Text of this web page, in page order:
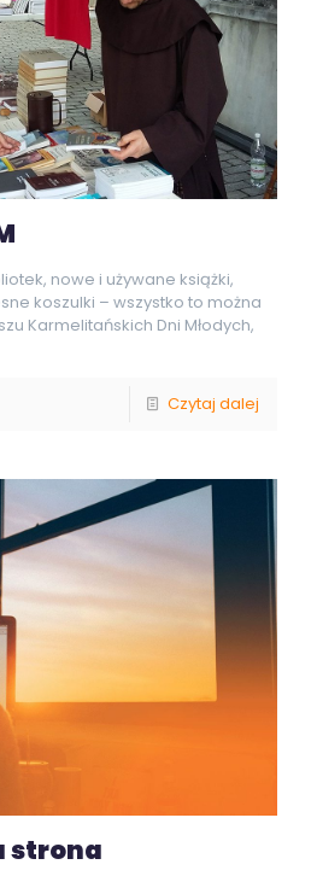
nowe i używane książki,
koszulki – wszystko to można
Karmelitańskich Dni Młodych,
Czytaj dalej
strona